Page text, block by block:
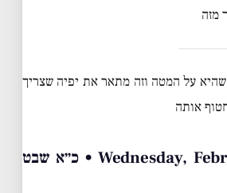
מזה
על המטה וזה מתאר את יפיה שצריך
אותה
Wednesday, February 19, 2025 • כ״א שבט